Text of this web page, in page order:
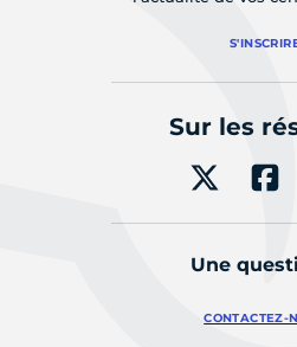
Sur les
Une
CONTACTEZ-